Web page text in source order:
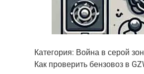
Категория: Война в серой
Как проверить бензовоз в